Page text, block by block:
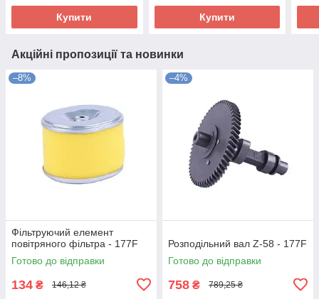
Купити Купити
Акційні пропозиції та новинки
–8%
Фільтруючий елемент
повітряного фільтра - 177F
Готово до відправки
134 ₴ 146,12 ₴
–4%
Розподільний вал Z-58 - 177F
Готово до відправки
758 ₴ 789,25 ₴